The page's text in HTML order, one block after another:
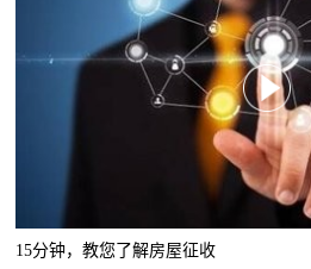
15分钟，教您了解房屋征收